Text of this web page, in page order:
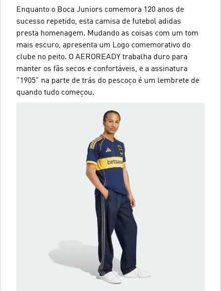
Enquanto o Boca Juniors comemora 120 anos de
sucesso repetido, esta camisa de futebol adidas
presta homenagem. Mudando as coisas com um tom
mais escuro, apresenta um Logo comemorativo do
clube no peito. O AEROREADY trabalha duro para
manter os fãs secos e confortáveis, e a assinatura
"1905" na parte de trás do pescoço é um lembrete de
quando tudo começou.